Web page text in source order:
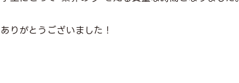
ありがとうございました！